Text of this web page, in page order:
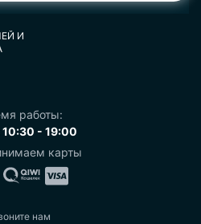
И
работы:
- 19:00
карты
нам